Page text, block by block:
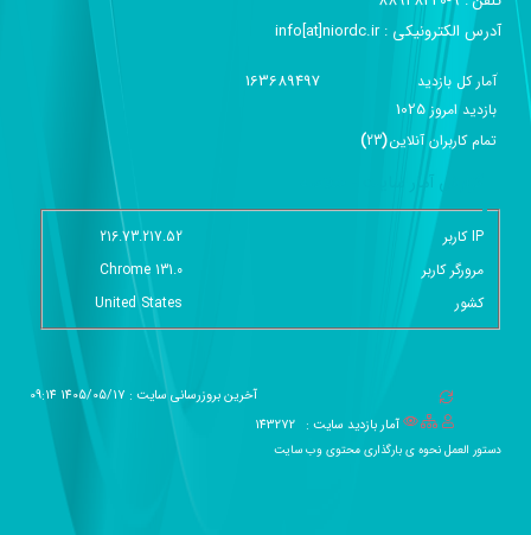
آدرس الکترونیکی :‌ info[at]niordc.ir
آمار کل بازدید 163689497
بازديد امروز 1025
تمام کاربران آنلاين(
23
)
گزارش آمار سایت - خلاصه
IP کاربر
216.73.217.52
مرورگر کاربر
Chrome 131.0
کشور
United States
آخرین بروزرسانی سایت : 1405/05/17 09:14
آمار بازدید سایت : 143272
دستور العمل نحوه ی بارگذاری محتوی وب سایت